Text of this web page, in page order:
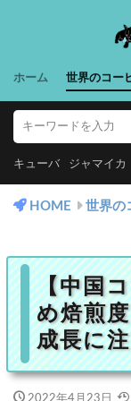
ホーム 世界のコー
キューバ ジャマイカ
HOME 世界の
【中国
め焙煎
成長に
2022年4月23日